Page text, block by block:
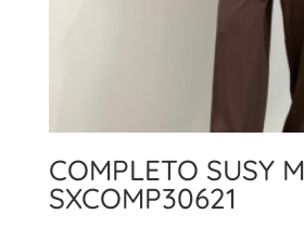
COMPLETO SUSY
SXCOMP30621